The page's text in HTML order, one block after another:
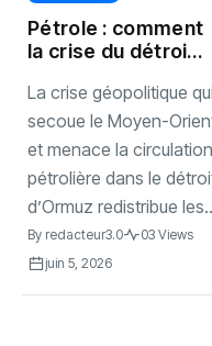
Pétrole : comment
la crise du détroit
le Brésil au cœur
du marché
mondial
La crise géopolitique qui
secoue le Moyen-
et menace la circulation
pétrolière dans le
d’Ormuz redistribue
By redacteur3.0
03 Views
juin 5, 2026